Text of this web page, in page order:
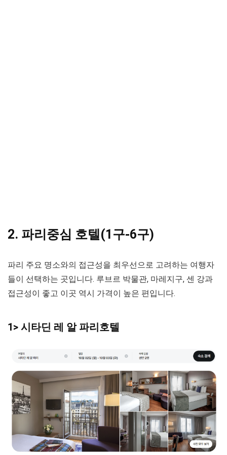
2. 파리중심 호텔(1구-6구)
파리 주요 명소와의 접근성을 최우선으로 고려하는 여행자
들이 선택하는 곳입니다. 루브르 박물관, 마레지구, 센 강과
접근성이 좋고 이곳 역시 가격이 높은 편입니다.
1> 시타딘 레 알 파리호텔